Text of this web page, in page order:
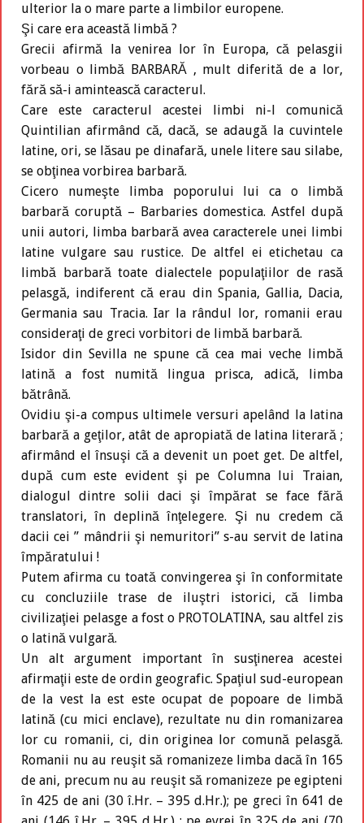
ulterior la o mare parte a limbilor europene.
Şi care era această limbă ?
Grecii afirmă la venirea lor în Europa, că pelasgii
vorbeau o limbă BARBARĂ , mult diferită de a lor,
fără să-i amintească caracterul.
Care este caracterul acestei limbi ni-l comunică
Quintilian afirmând că, dacă, se adaugă la cuvintele
latine, ori, se lăsau pe dinafară, unele litere sau silabe,
se obţinea vorbirea barbară.
Cicero numeşte limba poporului lui ca o limbă
barbară coruptă – Barbaries domestica. Astfel după
unii autori, limba barbară avea caracterele unei limbi
latine vulgare sau rustice. De altfel ei etichetau ca
limbă barbară toate dialectele populaţiilor de rasă
pelasgă, indiferent că erau din Spania, Gallia, Dacia,
Germania sau Tracia. Iar la rândul lor, romanii erau
consideraţi de greci vorbitori de limbă barbară.
Isidor din Sevilla ne spune că cea mai veche limbă
latină a fost numită lingua prisca, adică, limba
bătrână.
Ovidiu şi-a compus ultimele versuri apelând la latina
barbară a geţilor, atât de apropiată de latina literară ;
afirmând el însuşi că a devenit un poet get. De altfel,
după cum este evident şi pe Columna lui Traian,
dialogul dintre solii daci şi împărat se face fără
translatori, în deplină înţelegere. Şi nu credem că
dacii cei ’’ mândrii şi nemuritori’’ s-au servit de latina
împăratului !
Putem afirma cu toată convingerea şi în conformitate
cu concluziile trase de iluştri istorici, că limba
civilizaţiei pelasge a fost o PROTOLATINA, sau altfel zis
o latină vulgară.
Un alt argument important în susţinerea acestei
afirmaţii este de ordin geografic. Spaţiul sud-european
de la vest la est este ocupat de popoare de limbă
latină (cu mici enclave), rezultate nu din romanizarea
lor cu romanii, ci, din originea lor comună pelasgă.
Romanii nu au reuşit să romanizeze limba dacă în 165
de ani, precum nu au reuşit să romanizeze pe egipteni
în 425 de ani (30 î.Hr. – 395 d.Hr.); pe greci în 641 de